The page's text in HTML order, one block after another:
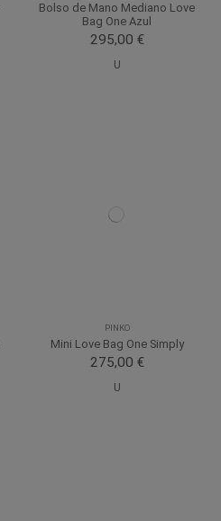
Bolso de Mano Mediano Love
Bag One Azul
295,00 €
U
PINKO
Mini Love Bag One Simply
275,00 €
U